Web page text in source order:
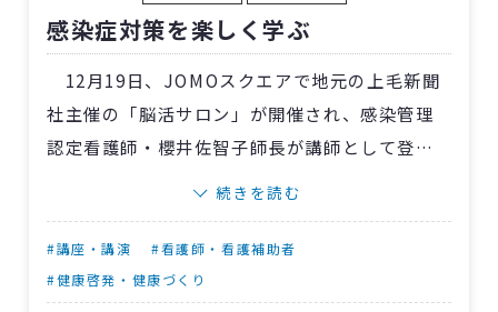
日々取り組んでいます。それぞれの力を十分に発
揮できるように、職員皆でしっかりとサポート
していきます。
感染症対策を楽しく学ぶ
12月19日、JOMOスクエアで地元の上毛新聞
社主催の「脳活サロン」が開催され、感染管理
認定看護師・櫻井佐智子師長が講師として登壇
ルエンザや新型コロナウイルス感染症の流行状
況を踏まえ、日常生活で役立つ感染症対策の基
続きを読む
#講座・講演
#看護師・看護補助者
#健康啓発・健康づくり